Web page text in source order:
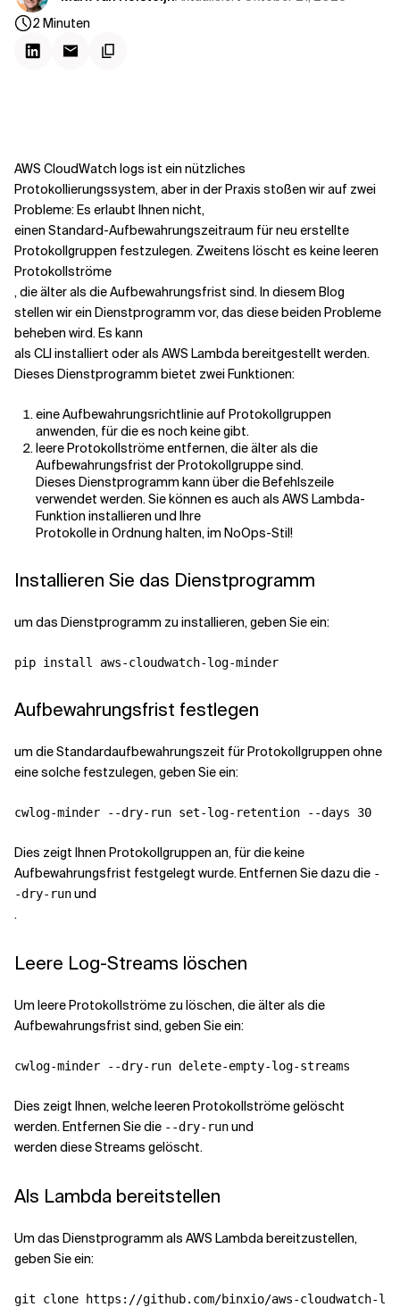
Verwandte Themen
2 Minuten
AWS CloudWatch logs ist ein nützliches
Protokollierungssystem, aber in der Praxis stoßen wir auf zwei
Probleme: Es erlaubt Ihnen nicht,
einen Standard-Aufbewahrungszeitraum für neu erstellte
Protokollgruppen festzulegen. Zweitens löscht es keine leeren
Protokollströme
, die älter als die Aufbewahrungsfrist sind. In diesem Blog
stellen wir ein Dienstprogramm vor, das diese beiden Probleme
beheben wird. Es kann
als CLI installiert oder als AWS Lambda bereitgestellt werden.
Dieses Dienstprogramm bietet zwei Funktionen:
eine Aufbewahrungsrichtlinie auf Protokollgruppen
anwenden, für die es noch keine gibt.
leere Protokollströme entfernen, die älter als die
Aufbewahrungsfrist der Protokollgruppe sind.
Dieses Dienstprogramm kann über die Befehlszeile
verwendet werden. Sie können es auch als AWS Lambda-
Funktion installieren und Ihre
Protokolle in Ordnung halten, im NoOps-Stil!
Installieren Sie das Dienstprogramm
um das Dienstprogramm zu installieren, geben Sie ein:
Aufbewahrungsfrist festlegen
um die Standardaufbewahrungszeit für Protokollgruppen ohne
eine solche festzulegen, geben Sie ein:
Dies zeigt Ihnen Protokollgruppen an, für die keine
Aufbewahrungsfrist festgelegt wurde. Entfernen Sie dazu die -
-dry-runund
.
Leere Log-Streams löschen
Um leere Protokollströme zu löschen, die älter als die
Aufbewahrungsfrist sind, geben Sie ein:
Dies zeigt Ihnen, welche leeren Protokollströme gelöscht
werden. Entfernen Sie die --dry-runund
werden diese Streams gelöscht.
Als Lambda bereitstellen
Um das Dienstprogramm als AWS Lambda bereitzustellen,
geben Sie ein:
git clone https://github.com/binxio/aws-cloudwatch-